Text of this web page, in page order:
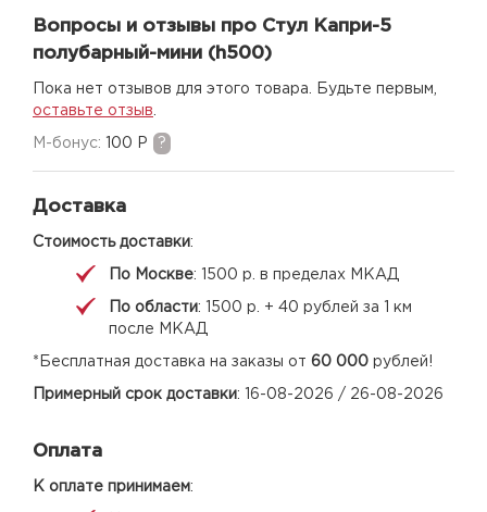
Вопросы и отзывы про Стул Капри-5
полубарный-мини (h500)
Пока нет отзывов для этого товара. Будьте первым,
оставьте отзыв
M-бонус: 100 Р ?
Доставка
Стоимость доставки:
По Москве: 1500 р. в пределах МКАД
По области: 1500 р. + 40 рублей за 1 км
после МКАД
*Бесплатная доставка на заказы от 60 000 рублей!
Примерный срок доставки: 16-08-2026 / 26-08-2026
Оплата
К оплате принимаем: